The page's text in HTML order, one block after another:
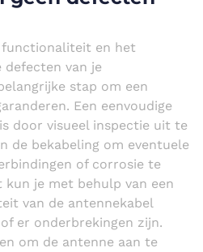
en het
defecten van je
stap om een
Een eenvoudige
door visueel inspectie uit te
de bekabeling om eventuele
of corrosie te
je met behulp van een
van de antennekabel
er onderbrekingen zijn.
om de antenne aan te